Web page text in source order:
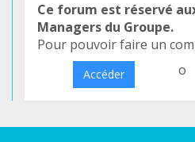
Ce forum est réservé
Managers du Groupe.
Pour pouvoir faire un
Accéder o